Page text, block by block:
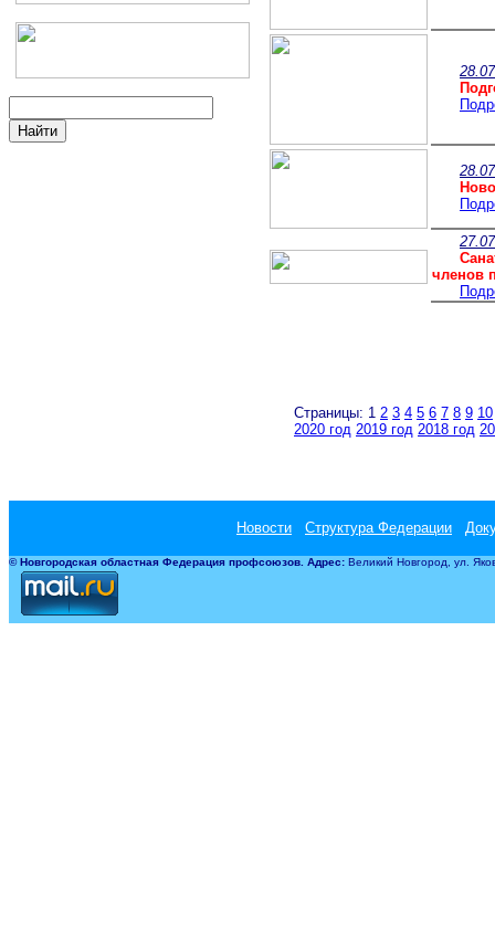
28.07
28.07
27.07
членов
Страницы: 1 2 3 4 5 6 7 8 9 10
2020 год 2019 год 2018 год
Новости Структура Федерации
©Новгородская областная Федерация профсоюзов. Адрес: Великий Новгород, ул.